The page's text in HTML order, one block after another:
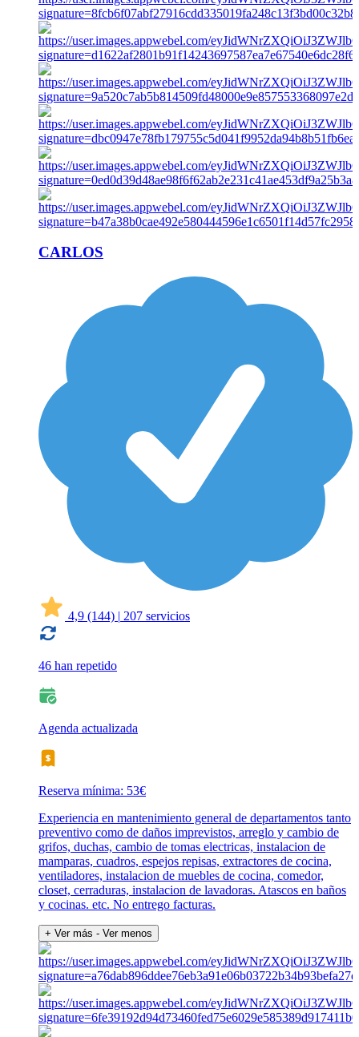
CARLOS
4,9 (144) | 207 servicios
46 han repetido
Agenda actualizada
Reserva mínima: 53€
Experiencia en mantenimiento general de departamentos tanto
preventivo como de daños imprevistos, arreglo y cambio de
grifos, duchas, cambio de tomas electricas, instalacion de
mamparas, cuadros, espejos repisas, extractores de cocina,
ventiladores, instalacion de muebles de cocina, comedor,
closet, cerraduras, instalacion de lavadoras. Atascos en baños
y cocinas. etc. No entrego facturas.
+ Ver más - Ver menos